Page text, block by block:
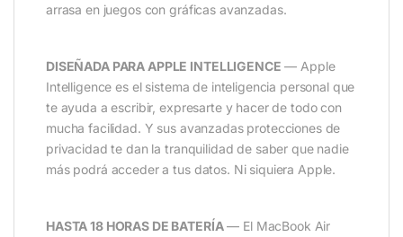
arrasa en juegos con gráficas avanzadas.
DISEÑADA PARA APPLE INTELLIGENCE — Apple
Intelligence es el sistema de inteligencia personal que
te ayuda a escribir, expresarte y hacer de todo con
mucha facilidad. Y sus avanzadas protecciones de
privacidad te dan la tranquilidad de saber que nadie
más podrá acceder a tus datos. Ni siquiera Apple.
HASTA 18 HORAS DE BATERÍA— El MacBook Air